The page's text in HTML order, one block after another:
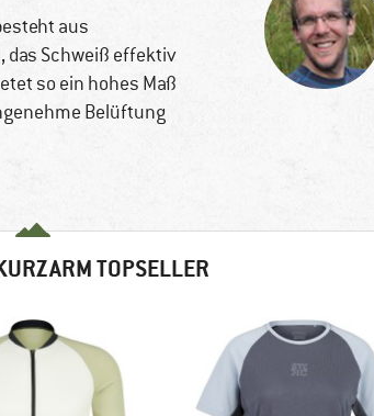
aus
Schweiß effektiv
so ein hohes Maß
Belüftung
TOPSELLER